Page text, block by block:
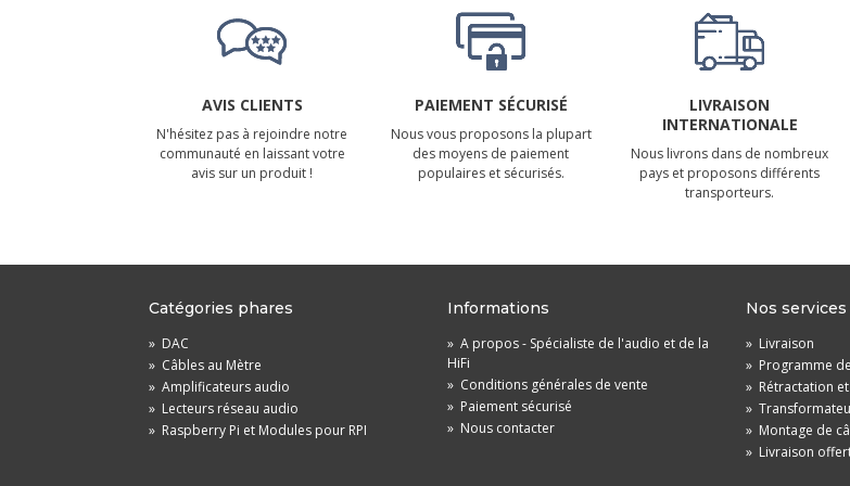
AVIS CLIENTS
N'hésitez pas à rejoindre notre
communauté en laissant votre
avis sur un produit !
PAIEMENT SÉCURISÉ
Nous vous proposons la plupart
des moyens de paiement
populaires et sécurisés.
LIVRAISON
INTERNATIONALE
Nous livrons dans de nombreux
pays et proposons différents
transporteurs.
Catégories phares
» DAC
» Câbles au Mètre
» Amplificateurs audio
» Lecteurs réseau audio
» Raspberry Pi et Modules pour RPI
Informations
» A propos - Spécialiste de l'audio et de la
HiFi
» Conditions générales de vente
» Paiement sécurisé
» Nous contacter
Nos services
» Livraison
» Programme
» Rétractation et
»
» Montage de
» Livraison